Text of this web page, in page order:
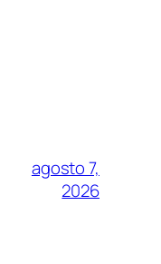
agosto 7,
2026